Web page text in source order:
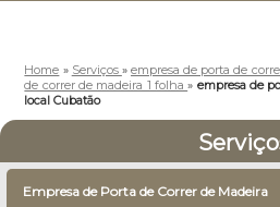
Home » Serviços »empresa de porta de
de correr de madeira 1 folha» empresa de
local Cubatão
Empresa de Porta de Correr de Madeira